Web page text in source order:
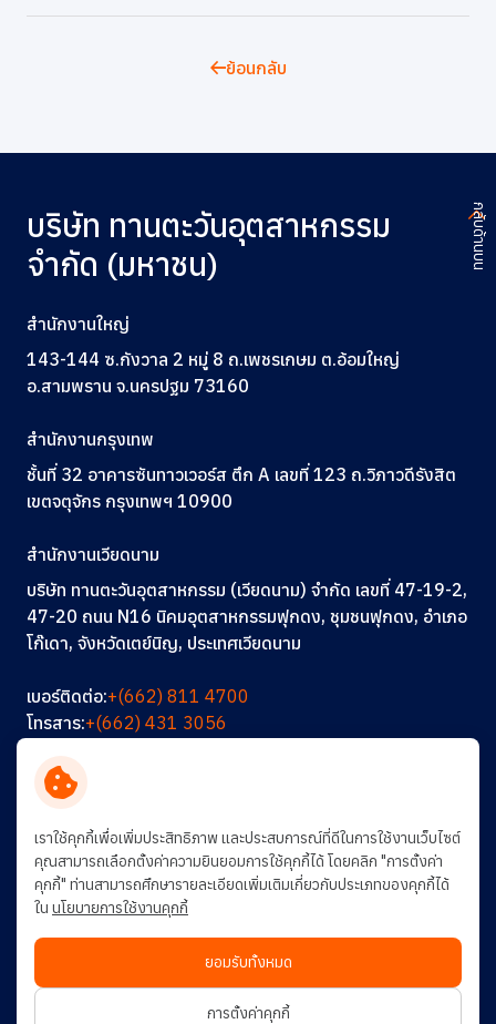
ย้อนกลับ
บริษัท ทานตะวันอุตสาหกรรม
จำกัด (มหาชน)
สำนักงานใหญ่
143-144 ซ.กังวาล 2 หมู่ 8 ถ.เพชรเกษม ต.อ้อมใหญ่
อ.สามพราน จ.นครปฐม 73160
สำนักงานกรุงเทพ
ชั้นที่ 32 อาคารซันทาวเวอร์ส ตึก A เลขที่ 123 ถ.วิภาวดีรังสิต
เขตจตุจักร กรุงเทพฯ 10900
สำนักงานเวียดนาม
บริษัท ทานตะวันอุตสาหกรรม (เวียดนาม) จำกัด เลขที่ 47-19-2,
47-20 ถนน N16 นิคมอุตสาหกรรมฟุกดง, ชุมชนฟุกดง, อำเภอ
โก๊เดา, จังหวัดเตย์นิญ, ประเทศเวียดนาม
เบอร์ติดต่อ:+(662) 811 4700
โทรสาร:+(662) 431 3056
ติดต่อเรา
ร่วมงานกับเรา
การพัฒนาอย่างยั่งยืน
© สงวนลิขสิทธิ์ พ.ศ. 2569 บริษัท ทานตะวันอุตสาหกรรม จำกัด (มหาชน)
นโยบายคุ้มครองข้อมูลส่วนบุคคล
กลับด้านบน
เราใช้คุกกี้เพื่อเพิ่มประสิทธิภาพ และประสบการณ์ที่ดีในการใช้งานเว็บไซต์
คุณสามารถเลือกตั้งค่าความยินยอมการใช้คุกกี้ได้ โดยคลิก "การตั้งค่า
คุกกี้" ท่านสามารถศึกษารายละเอียดเพิ่มเติมเกี่ยวกับประเภทของคุกกี้ได้
ใน นโยบายการใช้งานคุกกี้
ยอมรับทั้งหมด
การตั้งค่าคุกกี้